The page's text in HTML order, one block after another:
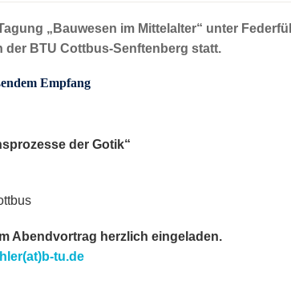
„Bauwesen im Mittelalter“ unter
BTU Cottbus-Senftenberg statt.
Empfang
der Gotik“
Abendvortrag herzlich eingeladen.
tu.de